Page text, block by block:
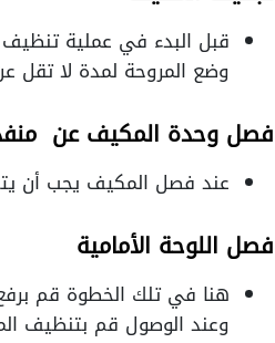
قبل البدء في عملية
وضع المروحة لمدة لا تقل عن 40 دقيقة، حيث يساعد ذلك على تبخر الماء من
فصل وحدة المكيف عن
عند فصل المكيف يجب أن
فصل اللوحة الأمامية
هنا في تلك الخطوة قم
وعند الوصول قم بتنظيف